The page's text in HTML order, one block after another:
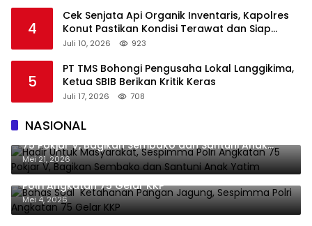
4
Cek Senjata Api Organik Inventaris, Kapolres
Konut Pastikan Kondisi Terawat dan Siap
Digunakan
Juli 10, 2026 923
5
PT TMS Bohongi Pengusaha Lokal Langgikima,
Ketua SBIB Berikan Kritik Keras
Juli 17, 2026 708
NASIONAL
Hadir Untuk Masyarakat, Sespimma Polri Angkatan
75 Pokjar V, Bagikan Sembako dan Santuni Anak
Yatim
Mei 21, 2026
Bahas Soal Ketahanan Pangan Jagung, Sespimma
Polri Angkatan 75 Gelar KKP
Mei 4, 2026
Tangan Dingin Ikbar-Abuhaera Kembali Antarkan